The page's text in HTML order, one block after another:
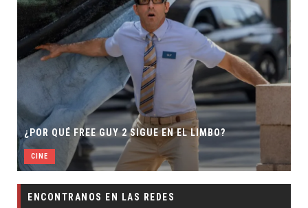
¿POR QUÉ FREE GUY 2 SIGUE EN EL LIMBO?
CINE
ENCONTRANOS EN LAS REDES